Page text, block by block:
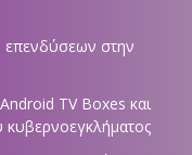
επενδύσεων στην
TV Boxes και
κυβερνοεγκλήματος